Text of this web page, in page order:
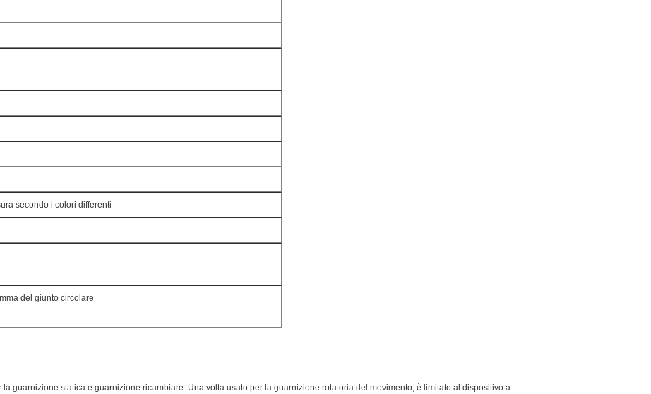
secondo i colori differenti
del giunto circolare
la guarnizione statica e guarnizione ricambiare. Una volta usato per la guarnizione rotatoria del movimento, è limitato al dispositivo a